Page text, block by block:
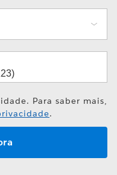
Para saber mais,
.